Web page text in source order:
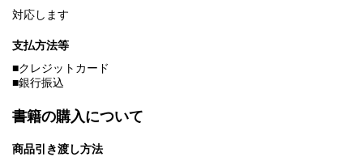
対応します
支払方法等
■クレジットカード
■銀行振込
書籍の購入について
商品引き渡し方法